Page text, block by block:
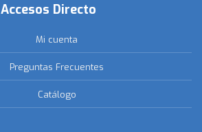
Accesos Directo
Mi cuenta
Preguntas Frecuentes
Catálogo